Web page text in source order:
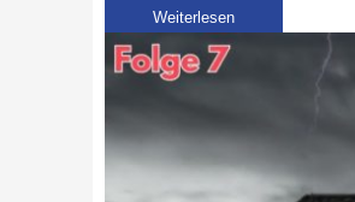
Weiterlesen